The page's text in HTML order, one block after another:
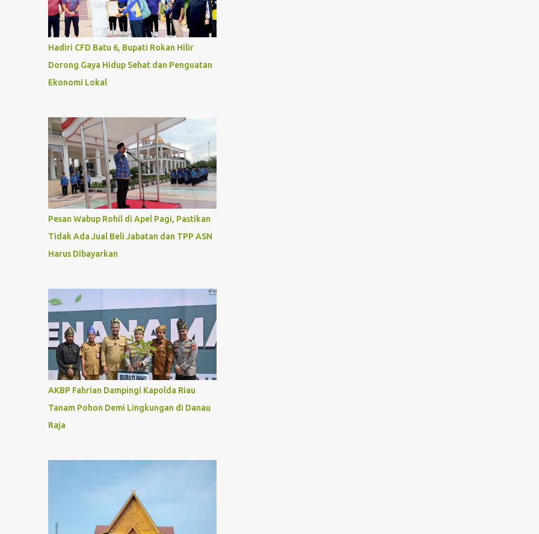
Hadiri CFD Batu 6, Bupati Rokan Hilir
Dorong Gaya Hidup Sehat dan Penguatan
Ekonomi Lokal
Pesan Wabup Rohil di Apel Pagi, Pastikan
Tidak Ada Jual Beli Jabatan dan TPP ASN
Harus Dibayarkan
AKBP Fahrian Dampingi Kapolda Riau
Tanam Pohon Demi Lingkungan di Danau
Raja